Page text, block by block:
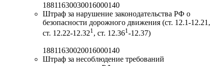
18811630030016000140
Штраф за нарушение законодательства РФ о
безопасности дорожного движения (ст. 12.1-12.21,
ст. 12.22-12.321 , ст. 12.361 -12.37)
18811630020016000140
Штраф за несоблюдение требований